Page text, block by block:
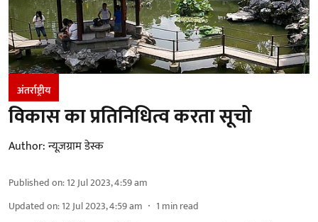
अंतर्राष्ट्रीय
विकास का प्रतिनिधित्व करता सूचो
Author:न्यूज़ग्राम डेस्क
Published on:12 Jul 2023, 4:59 am
Updated on:12 Jul 2023, 4:59 am 1 min read